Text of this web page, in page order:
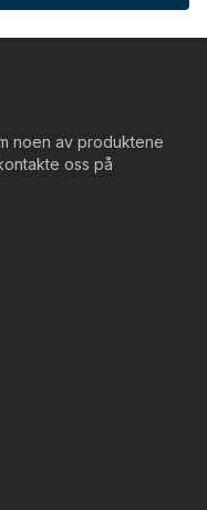
noen av produktene
oss på